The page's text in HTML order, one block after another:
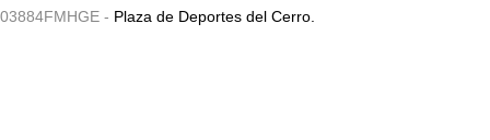
03884FMHGE - Plaza de Deportes del Cerro.